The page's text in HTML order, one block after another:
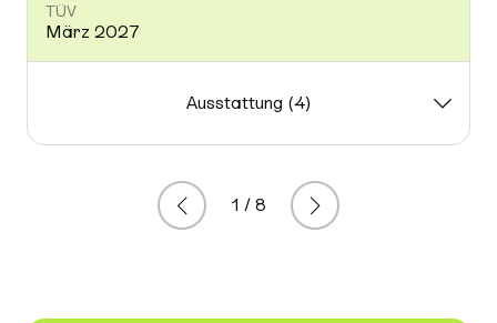
TÜV
März 2027
Ausstattung (4)
Zurück
1 / 8 Weiter